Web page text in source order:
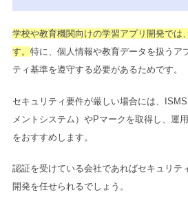
学校や教育機関向けの学習アプリ開発では
す。 特に、個人情報や教育データを扱うア
ティ基準を遵守する必要があるためです。
セキュリティ要件が厳しい場合には、
メントシステム）やPマークを取得し、運
をおすすめします。
認証を受けている会社であればセキュリテ
開発を任せられるでしょう。